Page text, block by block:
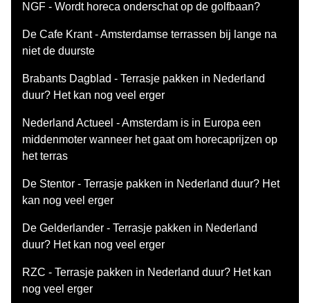
NGF - Wordt horeca onderschat op de golfbaan?
De Cafe Krant - Amsterdamse terrassen bij lange na
niet de duurste
Brabants Dagblad - Terrasje pakken in Nederland
duur? Het kan nog veel erger
Nederland Actueel - Amsterdam is in Europa een
middenmoter wanneer het gaat om horecaprijzen op
het terras
De Stentor - Terrasje pakken in Nederland duur? Het
kan nog veel erger
De Gelderlander - Terrasje pakken in Nederland
duur? Het kan nog veel erger
RZC - Terrasje pakken in Nederland duur? Het kan
nog veel erger